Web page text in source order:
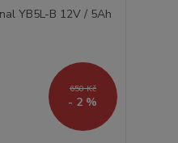
650 Kč
- 2 %